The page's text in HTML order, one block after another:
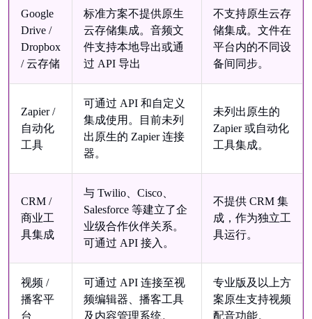
Google
Drive /
Dropbox
/ 云存储
标准方案不提供原生
云存储集成。音频文
件支持本地导出或通
过 API 导出
不支持原生云存
储集成。文件在
平台内的不同设
备间同步。
Zapier /
自动化
工具
可通过 API 和自定义
集成使用。目前未列
出原生的 Zapier 连接
器。
未列出原生的
Zapier 或自动化
工具集成。
CRM /
商业工
具集成
与 Twilio、Cisco、
Salesforce 等建立了企
业级合作伙伴关系。
可通过 API 接入。
不提供 CRM 集
成，作为独立工
具运行。
视频 /
播客平
台
可通过 API 连接至视
频编辑器、播客工具
及内容管理系统。
专业版及以上方
案原生支持视频
配音功能。